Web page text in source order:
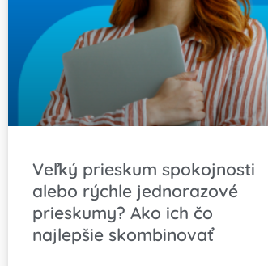
Veľký prieskum spokojnosti
alebo rýchle jednorazové
prieskumy? Ako ich čo
najlepšie skombinovať